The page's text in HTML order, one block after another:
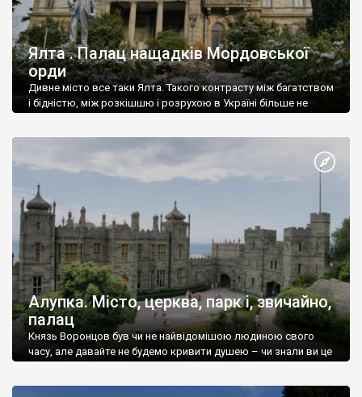
Ялта . Палац нащадків Мордовської
орди
Дивне місто все таки Ялта. Такого контрасту між багатством
і бідністю, між розкішшю і розрухою в Україні більше не
Алупка. Місто, церква, парк і, звичайно,
палац
Князь Воронцов був чи не найвідомішою людиною свого
часу, але давайте не будемо кривити душею – чи знали ви це